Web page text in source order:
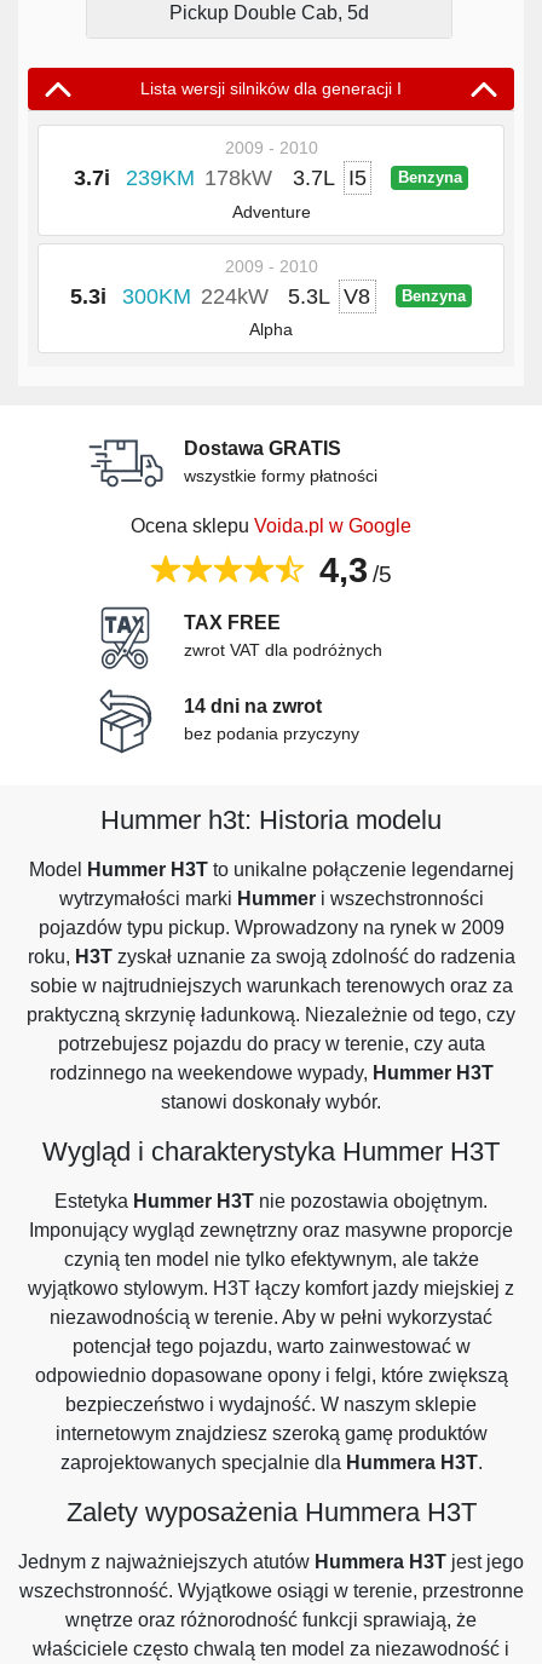
Pickup Double Cab, 5d
Lista wersji silników dla generacji I
2009 - 2010
3.7i 239KM 178kW 3.7L I5 Benzyna
Adventure
2009 - 2010
5.3i 300KM 224kW 5.3L V8 Benzyna
Alpha
Dostawa GRATIS
wszystkie formy płatności
Ocena sklepu Voida.pl w Google
4,3 /5
TAX FREE
zwrot VAT dla podróżnych
14 dni na zwrot
bez podania przyczyny
Hummer h3t: Historia modelu
Model Hummer H3Tto unikalne połączenie legendarnej
wytrzymałości marki Hummeri wszechstronności
pojazdów typu pickup. Wprowadzony na rynek w 2009
roku, H3Tzyskał uznanie za swoją zdolność do radzenia
sobie w najtrudniejszych warunkach terenowych oraz za
praktyczną skrzynię ładunkową. Niezależnie od tego, czy
potrzebujesz pojazdu do pracy w terenie, czy auta
rodzinnego na weekendowe wypady, Hummer H3T
stanowi doskonały wybór.
Wygląd i charakterystyka Hummer H3T
Estetyka Hummer H3T nie pozostawia obojętnym.
Imponujący wygląd zewnętrzny oraz masywne proporcje
czynią ten model nie tylko efektywnym, ale także
wyjątkowo stylowym. H3T łączy komfort jazdy miejskiej z
niezawodnością w terenie. Aby w pełni wykorzystać
potencjał tego pojazdu, warto zainwestować w
odpowiednio dopasowane opony i felgi, które zwiększą
bezpieczeństwo i wydajność. W naszym sklepie
internetowym znajdziesz szeroką gamę produktów
zaprojektowanych specjalnie dla Hummera H3T.
Zalety wyposażenia Hummera H3T
Jednym z najważniejszych atutów Hummera H3T jest jego
wszechstronność. Wyjątkowe osiągi w terenie, przestronne
wnętrze oraz różnorodność funkcji sprawiają, że
właściciele często chwalą ten model za niezawodność i